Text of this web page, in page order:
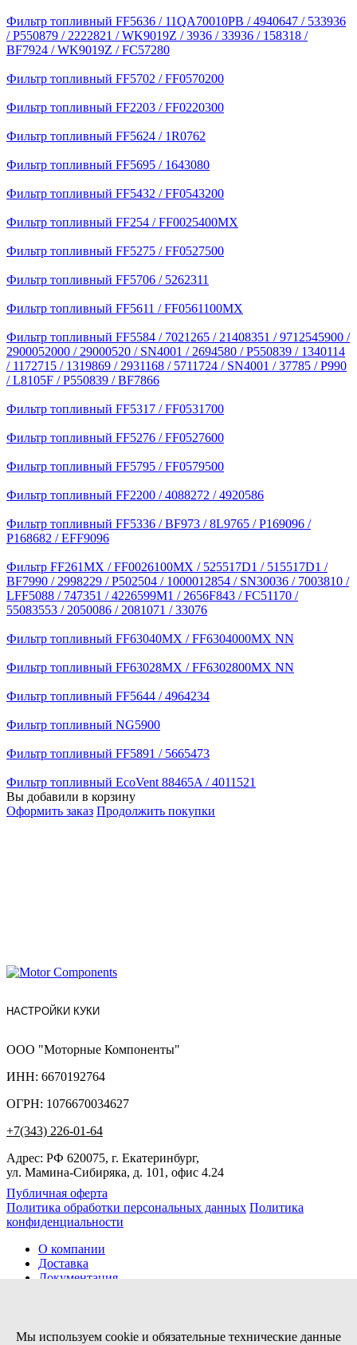
Фильтр топливный FF5636 / 11QA70010PB / 4940647 / 533936
/ P550879 / 2222821 / WK9019Z / 3936 / 33936 / 158318 /
BF7924 / WK9019Z / FC57280
Фильтр топливный FF5702 / FF0570200
Фильтр топливный FF2203 / FF0220300
Фильтр топливный FF5624 / 1R0762
Фильтр топливный FF5695 / 1643080
Фильтр топливный FF5432 / FF0543200
Фильтр топливный FF254 / FF0025400MX
Фильтр топливный FF5275 / FF0527500
Фильтр топливный FF5706 / 5262311
Фильтр топливный FF5611 / FF0561100MX
Фильтр топливный FF5584 / 7021265 / 21408351 / 9712545900 /
2900052000 / 29000520 / SN4001 / 2694580 / P550839 / 1340114
/ 1172715 / 1319869 / 2931168 / 5711724 / SN4001 / 37785 / P990
/ L8105F / P550839 / BF7866
Фильтр топливный FF5317 / FF0531700
Фильтр топливный FF5276 / FF0527600
Фильтр топливный FF5795 / FF0579500
Фильтр топливный FF2200 / 4088272 / 4920586
Фильтр топливный FF5336 / BF973 / 8L9765 / P169096 /
P168682 / EFF9096
Фильтр FF261MX / FF0026100MX / 525517D1 / 515517D1 /
BF7990 / 2998229 / P502504 / 1000012854 / SN30036 / 7003810 /
LFF5088 / 747351 / 4226599M1 / 2656F843 / FC51170 /
55083553 / 2050086 / 2081071 / 33076
Фильтр топливный FF63040MX / FF6304000MX NN
Фильтр топливный FF63028MX / FF6302800MX NN
Фильтр топливный FF5644 / 4964234
Фильтр топливный NG5900
Фильтр топливный FF5891 / 5665473
Фильтр топливный EcoVent 88465A / 4011521
Вы добавили в корзину
Оформить заказ Продолжить покупки
НАСТРОЙКИ КУКИ
ООО "Моторные Компоненты"
ИНН: 6670192764
ОГРН: 1076670034627
+7(343) 226-01-64
Адрес: РФ 620075, г. Екатеринбург,
ул. Мамина-Сибиряка, д. 101, офис 4.24
Публичная оферта
Политика обработки персональных данных Политика
конфиденциальности
О компании
Доставка
Документация
Контакты
Мы используем cookie и обязательные технические данные